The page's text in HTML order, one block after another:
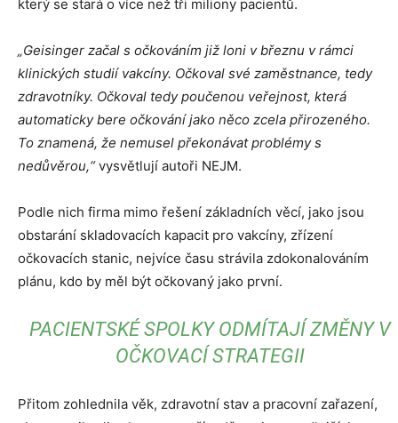
který se stará o více než tři miliony pacientů.
„Geisinger začal s očkováním již loni v březnu v rámci
klinických studií vakcíny. Očkoval své zaměstnance, tedy
zdravotníky. Očkoval tedy poučenou veřejnost, která
automaticky bere očkování jako něco zcela přirozeného.
To znamená, že nemusel překonávat problémy s
nedůvěrou,“vysvětlují autoři NEJM.
Podle nich firma mimo řešení základních věcí, jako jsou
obstarání skladovacích kapacit pro vakcíny, zřízení
očkovacích stanic, nejvíce času strávila zdokonalováním
plánu, kdo by měl být očkovaný jako první.
PACIENTSKÉ SPOLKY ODMÍTAJÍ ZMĚNY V
OČKOVACÍ STRATEGII
Přitom zohlednila věk, zdravotní stav a pracovní zařazení,